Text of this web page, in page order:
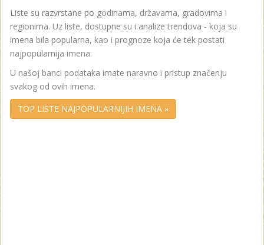
Liste su razvrstane po godinama, državama, gradovima i
regionima. Uz liste, dostupne su i analize trendova - koja su
imena bila popularna, kao i prognoze koja će tek postati
najpopularnija imena.
U našoj banci podataka imate naravno i pristup značenju
svakog od ovih imena.
TOP LISTE NAJPOPULARNIJIH IMENA »